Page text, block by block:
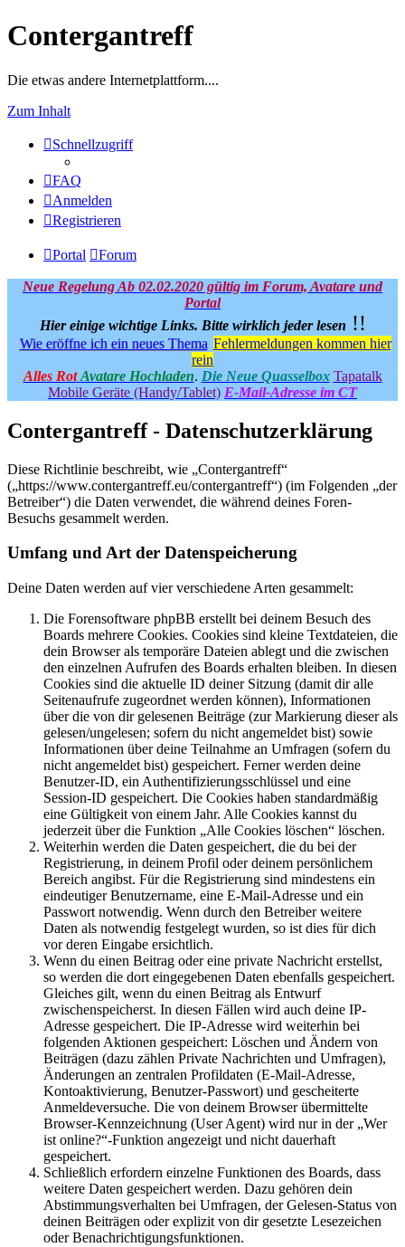
Contergantreff
Die etwas andere Internetplattform....
Zum Inhalt
Schnellzugriff
FAQ
Anmelden
Registrieren
Portal Forum
Neue Regelung Ab 02.02.2020 gültig im Forum, Avatare und
Portal
Hier einige wichtige Links. Bitte wirklich jeder lesen !!
Wie eröffne ich ein neues Thema Fehlermeldungen kommen hier
rein
Alles Rot Avatare Hochladen. Die Neue Quasselbox Tapatalk
Mobile Geräte (Handy/Tablet) E-Mail-Adresse im CT
Contergantreff - Datenschutzerklärung
Diese Richtlinie beschreibt, wie „Contergantreff“
(„https://www.contergantreff.eu/contergantreff“) (im Folgenden „der
Betreiber“) die Daten verwendet, die während deines Foren-
Besuchs gesammelt werden.
Umfang und Art der Datenspeicherung
Deine Daten werden auf vier verschiedene Arten gesammelt:
Die Forensoftware phpBB erstellt bei deinem Besuch des
Boards mehrere Cookies. Cookies sind kleine Textdateien, die
dein Browser als temporäre Dateien ablegt und die zwischen
den einzelnen Aufrufen des Boards erhalten bleiben. In diesen
Cookies sind die aktuelle ID deiner Sitzung (damit dir alle
Seitenaufrufe zugeordnet werden können), Informationen
über die von dir gelesenen Beiträge (zur Markierung dieser als
gelesen/ungelesen; sofern du nicht angemeldet bist) sowie
Informationen über deine Teilnahme an Umfragen (sofern du
nicht angemeldet bist) gespeichert. Ferner werden deine
Benutzer-ID, ein Authentifizierungsschlüssel und eine
Session-ID gespeichert. Die Cookies haben standardmäßig
eine Gültigkeit von einem Jahr. Alle Cookies kannst du
jederzeit über die Funktion „Alle Cookies löschen“ löschen.
Weiterhin werden die Daten gespeichert, die du bei der
Registrierung, in deinem Profil oder deinem persönlichem
Bereich angibst. Für die Registrierung sind mindestens ein
eindeutiger Benutzername, eine E-Mail-Adresse und ein
Passwort notwendig. Wenn durch den Betreiber weitere
Daten als notwendig festgelegt wurden, so ist dies für dich
vor deren Eingabe ersichtlich.
Wenn du einen Beitrag oder eine private Nachricht erstellst,
so werden die dort eingegebenen Daten ebenfalls gespeichert.
Gleiches gilt, wenn du einen Beitrag als Entwurf
zwischenspeicherst. In diesen Fällen wird auch deine IP-
Adresse gespeichert. Die IP-Adresse wird weiterhin bei
folgenden Aktionen gespeichert: Löschen und Ändern von
Beiträgen (dazu zählen Private Nachrichten und Umfragen),
Änderungen an zentralen Profildaten (E-Mail-Adresse,
Kontoaktivierung, Benutzer-Passwort) und gescheiterte
Anmeldeversuche. Die von deinem Browser übermittelte
Browser-Kennzeichnung (User Agent) wird nur in der „Wer
ist online?“-Funktion angezeigt und nicht dauerhaft
gespeichert.
Schließlich erfordern einzelne Funktionen des Boards, dass
weitere Daten gespeichert werden. Dazu gehören dein
Abstimmungsverhalten bei Umfragen, der Gelesen-Status von
deinen Beiträgen oder explizit von dir gesetzte Lesezeichen
oder Benachrichtigungsfunktionen.